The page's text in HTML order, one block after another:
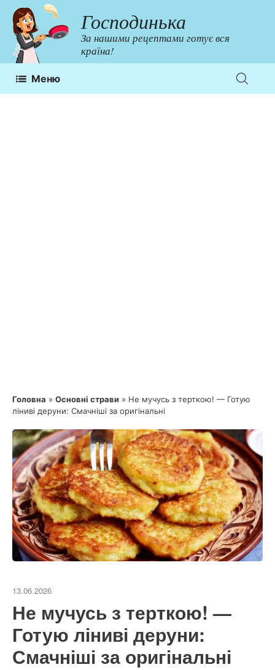
Перейти
до
контенту
Господинька
За нашими рецептами готує вся
країна!
Меню
Головна » Основні страви » Не мучусь з терткою! — Готую
ліниві деруни: Смачніші за оригінальні
13.06.2026
Не мучусь з терткою! —
Готую ліниві деруни:
Смачніші за оригінальні